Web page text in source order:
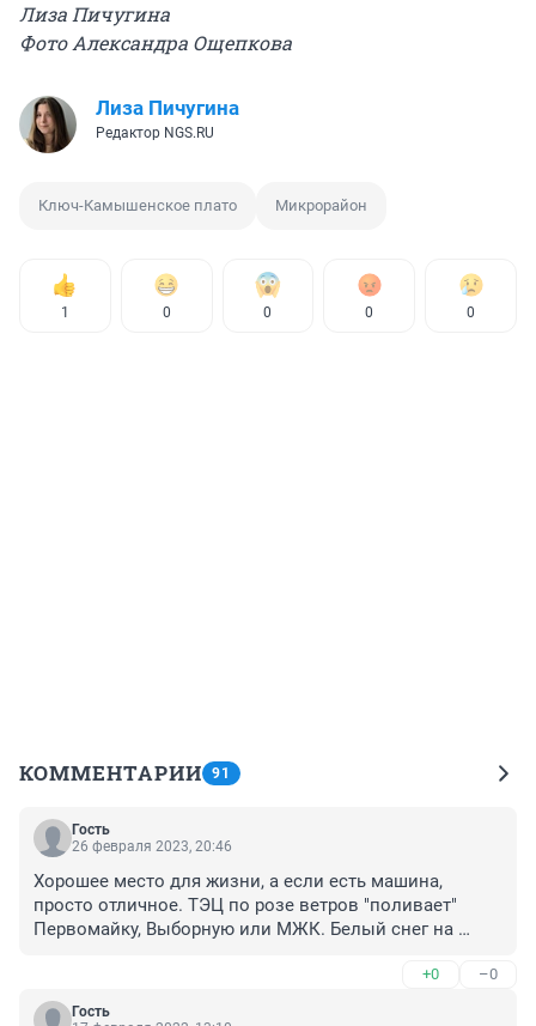
Лиза Пичугина
Фото Александра Ощепкова
Лиза Пичугина
Редактор NGS.RU
Ключ-Камышенское плато Микрорайон
1 0 0 0 0
КОММЕНТАРИИ 91
Гость
26 февраля 2023, 20:46
Хорошее место для жизни, а если есть машина,
просто отличное. ТЭЦ по розе ветров "поливает"
Первомайку, Выборную или МЖК. Белый снег на
высокий этаж влияет). Транспортная доступность
изумительная- на машине на правый берег по Кирова,
+0 –0
Гость